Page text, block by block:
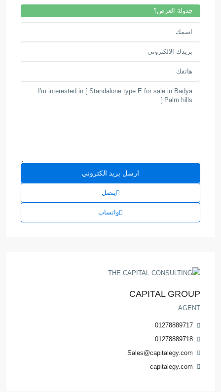
جدولة العرض؟
يتصل
واتساب
CAPITAL GROUP
AGENT
01278889717
01278889718
Sales@capitalegy.com
capitalegy.com